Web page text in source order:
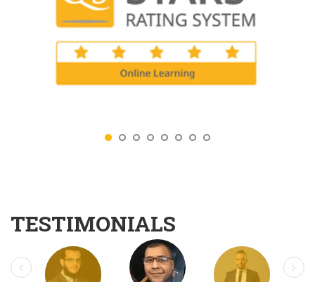
TESTIMONIALS